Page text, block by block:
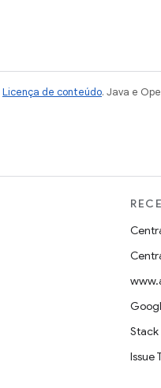
Licença de conteúdo. Java e
Issue